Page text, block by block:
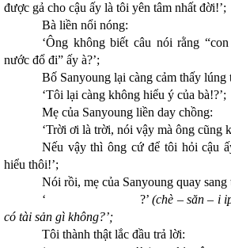
được gả cho cậu ấy là tôi yên tâm nhất đời!’;
Bà liền nổi nóng:
‘Ông không biết câu nói rằng
nước đổ đi” ấy à?’;
Bố Sanyoung lại càng cảm thấy lúng
‘Tôi lại càng không hiểu ý của bà!?’;
Mẹ của Sanyoung liền day chồng:
‘Trời ơi là trời, nói vậy mà ông cũng
Nếu vậy thì ông cứ để tôi hỏi cậu
hiểu thôi!’;
Nói rồi, mẹ của Sanyoung quay sang
‘ ?’(chè – săn – i
có tài sản gì không?’;
Tôi thành thật lắc đầu trả lời: